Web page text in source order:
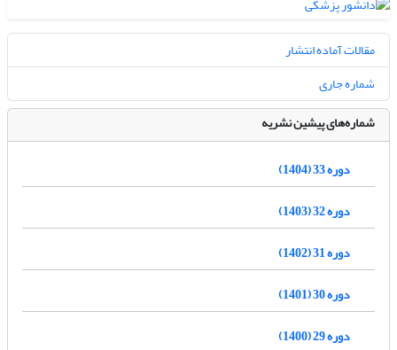
مقالات آماده انتشار
شماره جاری
شماره‌های پیشین نشریه
دوره 33 (1404)
دوره 32 (1403)
دوره 31 (1402)
دوره 30 (1401)
دوره 29 (1400)